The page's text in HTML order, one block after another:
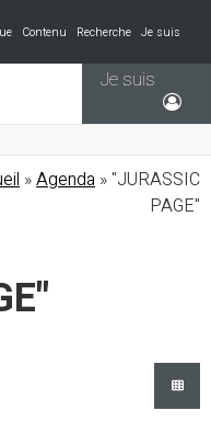
Contenu Recherche
Je suis
Je suis
»Agenda » "JURASSIC
PAGE"